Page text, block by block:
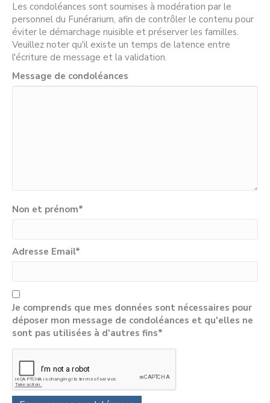
Les condoléances sont soumises à modération par le
personnel du Funérarium, afin de contrôler le contenu pour
éviter le démarchage nuisible et préserver les familles.
Veuillez noter qu'il existe un temps de latence entre
l'écriture de message et la validation.
Message de condoléances
Non et prénom*
Adresse Email*
Je comprends que mes données sont nécessaires pour
déposer mon message de condoléances et qu'elles ne
sont pas utilisées à d'autres fins*